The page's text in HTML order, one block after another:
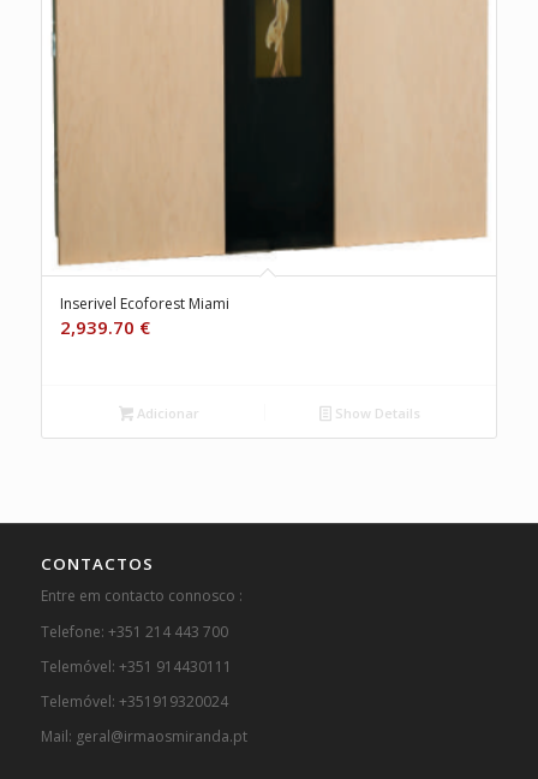
Inserivel Ecoforest Miami
2,939.70 €
Adicionar Show Details
CONTACTOS
Entre em contacto connosco :
Telefone: +351 214 443 700
Telemóvel: +351 914430111
Telemóvel: +351919320024
Mail: geral@irmaosmiranda.pt